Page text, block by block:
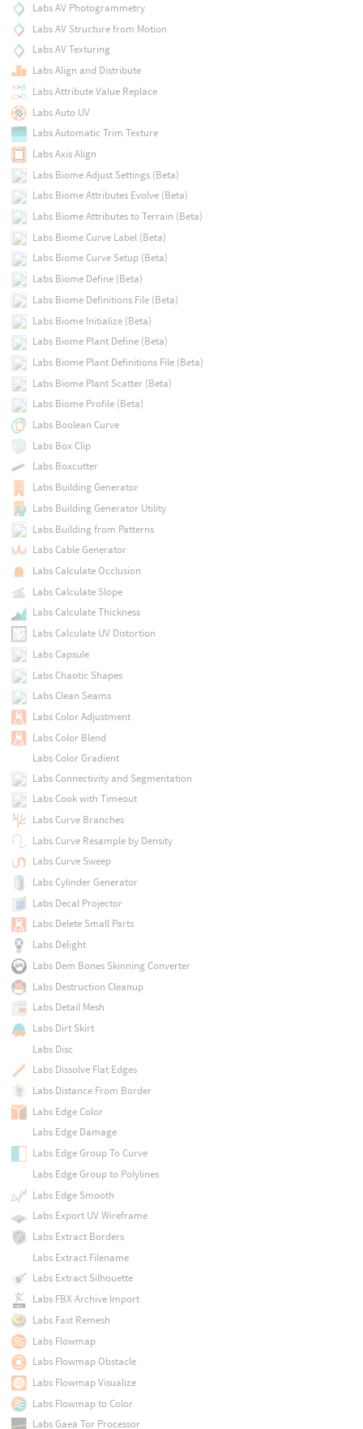
Labs AV Photogrammetry
Labs AV Structure from Motion
Labs AV Texturing
Labs Align and Distribute
Labs Attribute Value Replace
Labs Auto UV
Labs Automatic Trim Texture
Labs Axis Align
Labs Biome Adjust Settings (Beta)
Labs Biome Attributes Evolve (Beta)
Labs Biome Attributes to Terrain (Beta)
Labs Biome Curve Label (Beta)
Labs Biome Curve Setup (Beta)
Labs Biome Define (Beta)
Labs Biome Definitions File (Beta)
Labs Biome Initialize (Beta)
Labs Biome Plant Define (Beta)
Labs Biome Plant Definitions File (Beta)
Labs Biome Plant Scatter (Beta)
Labs Biome Profile (Beta)
Labs Boolean Curve
Labs Box Clip
Labs Boxcutter
Labs Building Generator
Labs Building Generator Utility
Labs Building from Patterns
Labs Cable Generator
Labs Calculate Occlusion
Labs Calculate Slope
Labs Calculate Thickness
Labs Calculate UV Distortion
Labs Capsule
Labs Chaotic Shapes
Labs Clean Seams
Labs Color Adjustment
Labs Color Blend
Labs Color Gradient
Labs Connectivity and Segmentation
Labs Cook with Timeout
Labs Curve Branches
Labs Curve Resample by Density
Labs Curve Sweep
Labs Cylinder Generator
Labs Decal Projector
Labs Delete Small Parts
Labs Delight
Labs Dem Bones Skinning Converter
Labs Destruction Cleanup
Labs Detail Mesh
Labs Dirt Skirt
Labs Disc
Labs Dissolve Flat Edges
Labs Distance From Border
Labs Edge Color
Labs Edge Damage
Labs Edge Group To Curve
Labs Edge Group to Polylines
Labs Edge Smooth
Labs Export UV Wireframe
Labs Extract Borders
Labs Extract Filename
Labs Extract Silhouette
Labs FBX Archive Import
Labs Fast Remesh
Labs Flowmap
Labs Flowmap Obstacle
Labs Flowmap Visualize
Labs Flowmap to Color
Labs Gaea Tor Processor